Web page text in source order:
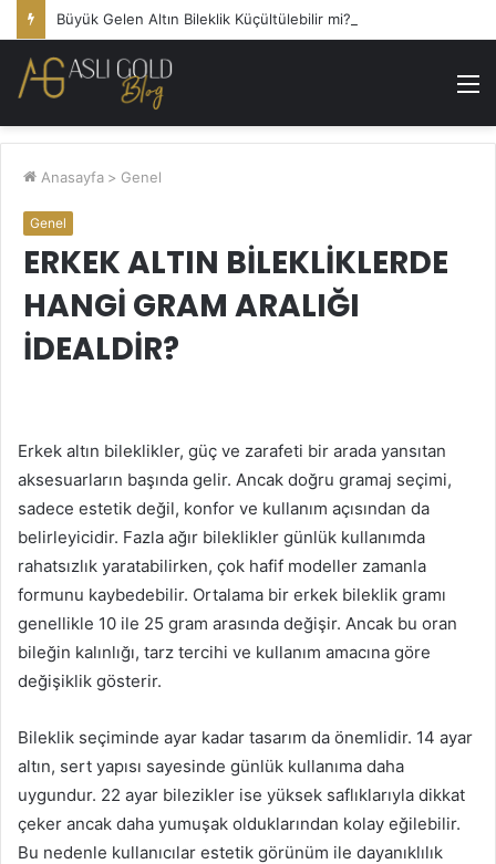
Büyük Gelen Altın Bileklik Küçültülebilir mi?
Anasayfa > Genel
Genel
ERKEK ALTIN BILEKLIKLERDE
HANGI GRAM ARALIĞI
İDEALDIR?
Erkek altın bileklikler, güç ve zarafeti bir arada yansıtan
aksesuarların başında gelir. Ancak doğru gramaj seçimi,
sadece estetik değil, konfor ve kullanım açısından da
belirleyicidir. Fazla ağır bileklikler günlük kullanımda
rahatsızlık yaratabilirken, çok hafif modeller zamanla
formunu kaybedebilir. Ortalama bir erkek bileklik gramı
genellikle 10 ile 25 gram arasında değişir. Ancak bu oran
bileğin kalınlığı, tarz tercihi ve kullanım amacına göre
değişiklik gösterir.
Bileklik seçiminde ayar kadar tasarım da önemlidir. 14 ayar
altın, sert yapısı sayesinde günlük kullanıma daha
uygundur. 22 ayar bilezikler ise yüksek saflıklarıyla dikkat
çeker ancak daha yumuşak olduklarından kolay eğilebilir.
Bu nedenle kullanıcılar estetik görünüm ile dayanıklılık